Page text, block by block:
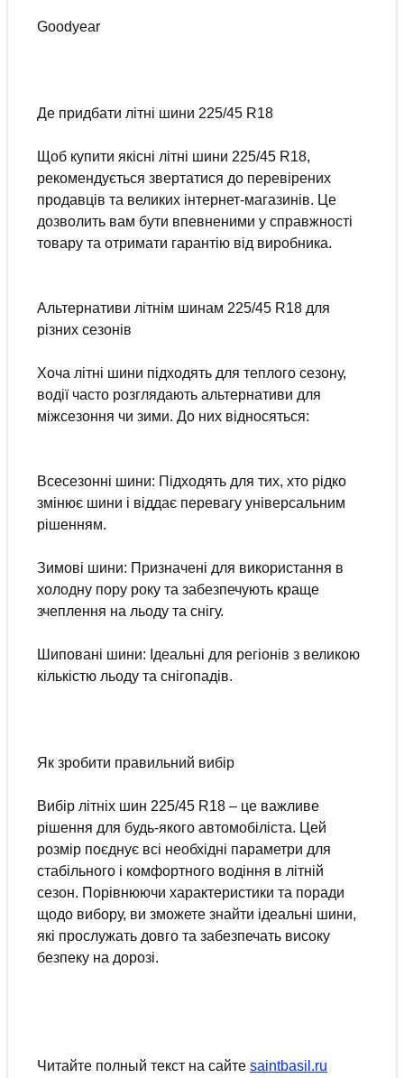
Goodyear
Де придбати літні шини 225/45 R18
Щоб купити якісні літні шини 225/45 R18,
рекомендується звертатися до перевірених
продавців та великих інтернет-магазинів. Це
дозволить вам бути впевненими у справжності
товару та отримати гарантію від виробника.
Альтернативи літнім шинам 225/45 R18 для
різних сезонів
Хоча літні шини підходять для теплого сезону,
водії часто розглядають альтернативи для
міжсезоння чи зими. До них відносяться:
Всесезонні шини: Підходять для тих, хто рідко
змінює шини і віддає перевагу універсальним
рішенням.
Зимові шини: Призначені для використання в
холодну пору року та забезпечують краще
зчеплення на льоду та снігу.
Шиповані шини: Ідеальні для регіонів з великою
кількістю льоду та снігопадів.
Як зробити правильний вибір
Вибір літніх шин 225/45 R18 – це важливе
рішення для будь-якого автомобіліста. Цей
розмір поєднує всі необхідні параметри для
стабільного і комфортного водіння в літній
сезон. Порівнюючи характеристики та поради
щодо вибору, ви зможете знайти ідеальні шини,
які прослужать довго та забезпечать високу
безпеку на дорозі.
Читайте полный текст на сайте saintbasil.ru